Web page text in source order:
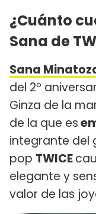
¿Cuánto
Sana de
Sana
del 2º
Ginza de la
de la que es
integrante del
pop TWICE
elegante y
valor de las